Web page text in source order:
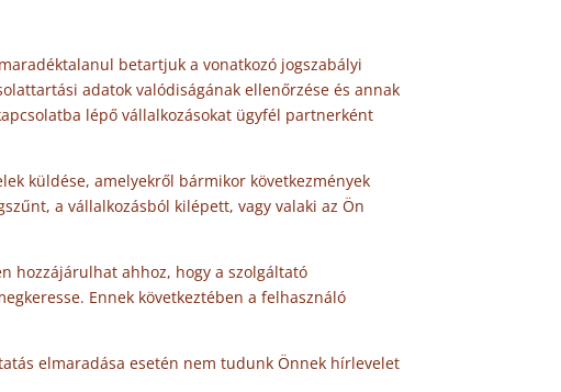
betartjuk a vonatkozó jogszabályi
adatok valódiságának ellenőrzése és annak
lépő vállalkozásokat ügyfél partnerként
küldése, amelyekről bármikor következmények
a vállalkozásból kilépett, vagy valaki az Ön
hozzájárulhat ahhoz, hogy a szolgáltató
Ennek következtében a felhasználó
elmaradása esetén nem tudunk Önnek hírlevelet